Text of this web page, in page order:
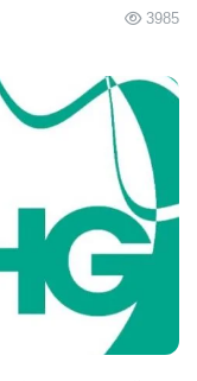
ある pmt-1 や
酸素消費量
下）が引き起こ
ァチジルコリン
遺伝子欠損によ
機能低下、およ
ファチジルコリ
3985